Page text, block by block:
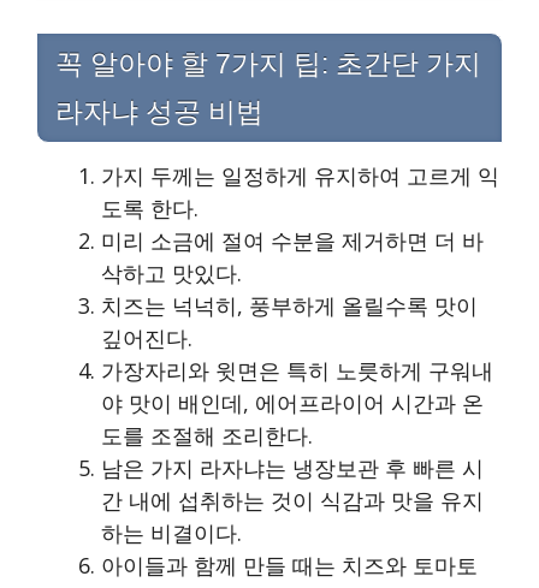
꼭 알아야 할 7가지 팁: 초간단 가지
라자냐 성공 비법
가지 두께는 일정하게 유지하여 고르게 익
도록 한다.
미리 소금에 절여 수분을 제거하면 더 바
삭하고 맛있다.
치즈는 넉넉히, 풍부하게 올릴수록 맛이
깊어진다.
가장자리와 윗면은 특히 노릇하게 구워내
야 맛이 배인데, 에어프라이어 시간과 온
도를 조절해 조리한다.
남은 가지 라자냐는 냉장보관 후 빠른 시
간 내에 섭취하는 것이 식감과 맛을 유지
하는 비결이다.
아이들과 함께 만들 때는 치즈와 토마토